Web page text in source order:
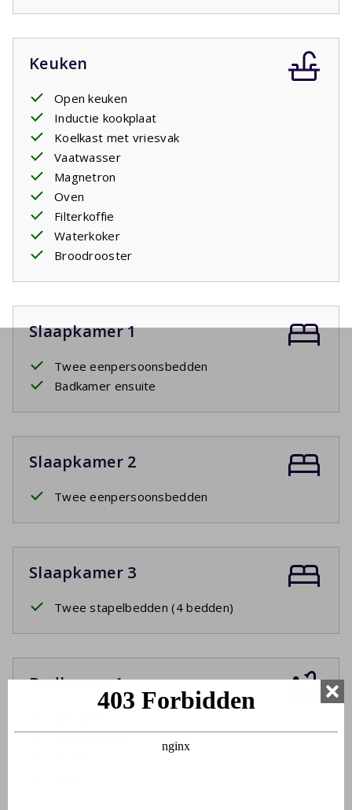
Keuken
Open keuken
Inductie kookplaat
Koelkast met vriesvak
Vaatwasser
Magnetron
Oven
Filterkoffie
Waterkoker
Broodrooster
Slaapkamer 1
Twee eenpersoonsbedden
Badkamer ensuite
Slaapkamer 2
Twee eenpersoonsbedden
Slaapkamer 3
Twee stapelbedden (4 bedden)
Badkamer 1